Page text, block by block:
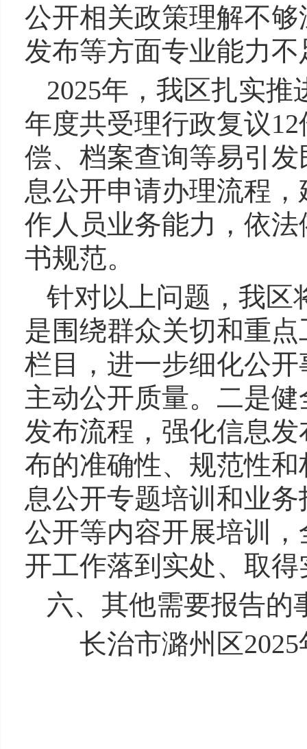
公开相关政策理解不
发布等方面专业能力不
2025年，我区扎实
年度共受理行政复议
偿、档案查询等易引
息公开申请办理流程，
作人员业务能力，依
书规范。
针对以上问题，我区
是围绕群众关切和重
栏目，进一步细化公
主动公开质量。二是
发布流程，强化信息
布的准确性、规范性
息公开专题培训和业
公开等内容开展培训
开工作落到实处、取得
六、其他需要报告的
长治市潞州区